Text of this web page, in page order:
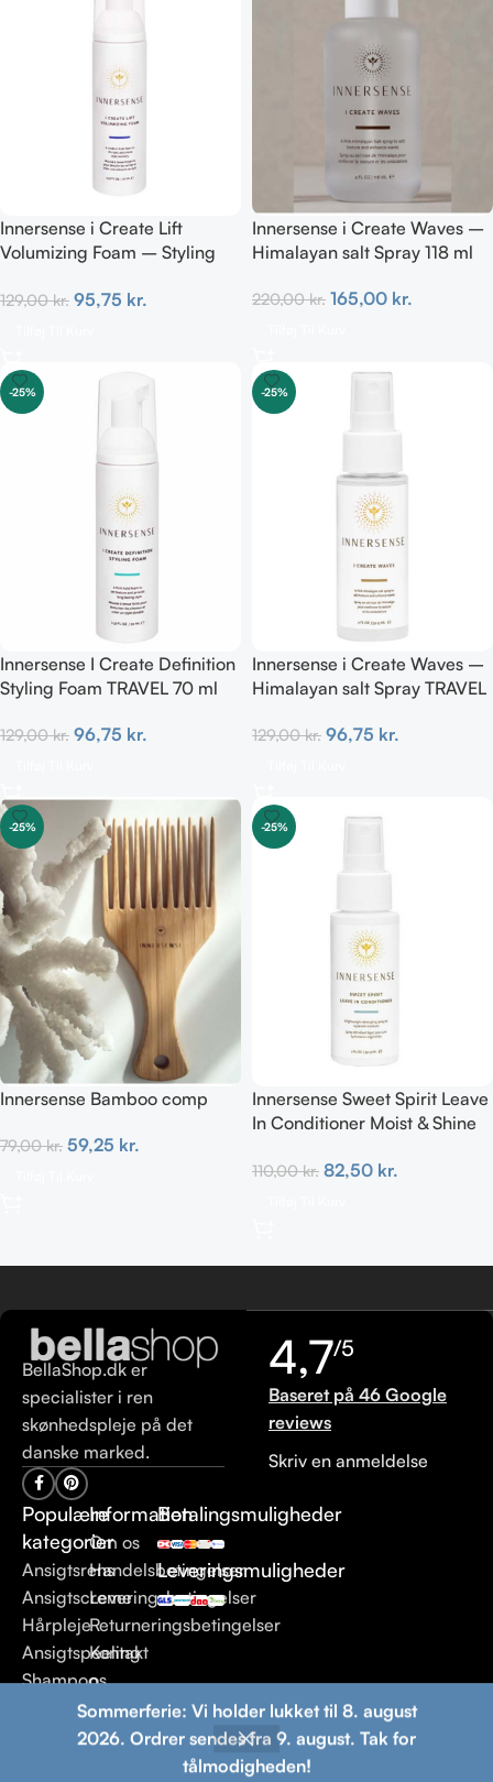
Sommerferie: Vi holder lukket til 8. august
2026. Ordrer sendes fra 9. august. Tak for
tålmodigheden!
Innersense i Create Lift
Volumizing Foam – Styling
129,00kr. 95,75 kr.
Innersense i Create Waves –
Himalayan salt Spray 118 ml
220,00kr. 165,00 kr.
-25%
Innersense I Create Definition
Styling Foam TRAVEL 70 ml
129,00kr. 96,75 kr.
-25%
Innersense i Create Waves –
Himalayan salt Spray TRAVEL
129,00kr. 96,75 kr.
-25%
Innersense Bamboo comp
79,00kr. 59,25 kr.
-25%
Innersense Sweet Spirit Leave
In Conditioner Moist & Shine
110,00kr. 82,50 kr.
BellaShop.dk er
specialister i ren
skønhedspleje på det
danske marked.
Populære
kategorier
Ansigtsrens
Ansigtscreme
Hårpleje
Ansigtspeeling
Shampoo
Information
Om os
Handelsbetingelser
Leveringsbetingelser
Returneringsbetingelser
Kontakt
os
Betalingsmuligheder
Leveringsmuligheder
4,7/5
Baseret på 46 Google
reviews
Skriv en anmeldelse
© 2013 BellaShop.dk. Alle rettigheder forbeholdes.
skønhedspleje – fordi du fortjener det bedste.